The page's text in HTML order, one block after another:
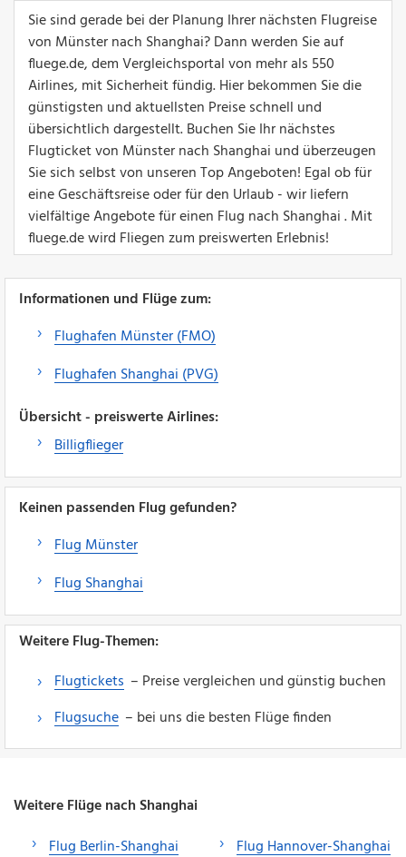
Sie sind gerade bei der Planung Ihrer nächsten Flugreise
von Münster nach Shanghai? Dann werden Sie auf
fluege.de, dem Vergleichsportal von mehr als 550
Airlines, mit Sicherheit fündig. Hier bekommen Sie die
günstigsten und aktuellsten Preise schnell und
übersichtlich dargestellt. Buchen Sie Ihr nächstes
Flugticket von Münster nach Shanghai und überzeugen
Sie sich selbst von unseren Top Angeboten! Egal ob für
eine Geschäftsreise oder für den Urlaub - wir liefern
vielfältige Angebote für einen Flug nach Shanghai . Mit
fluege.de wird Fliegen zum preiswerten Erlebnis!
Informationen und Flüge zum:
Flughafen Münster (FMO)
Flughafen Shanghai (PVG)
Übersicht - preiswerte Airlines:
Billigflieger
Keinen passenden Flug gefunden?
Flug Münster
Flug Shanghai
Weitere Flug-Themen:
Flugtickets – Preise vergleichen und günstig buchen
Flugsuche – bei uns die besten Flüge finden
Weitere Flüge nach Shanghai
Flug Berlin-Shanghai
Flug Hannover-Shanghai